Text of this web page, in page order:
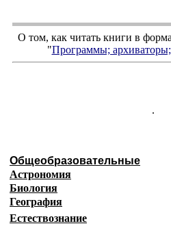
О том, как читать книги в
"Программы;
.
Общеобразовательные
Астрономия
Биология
География
Естествознание